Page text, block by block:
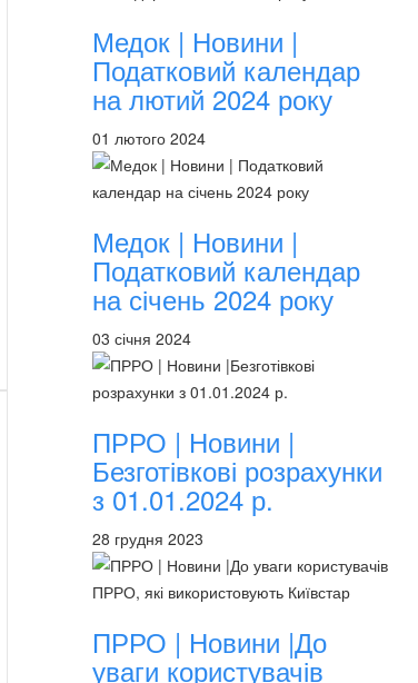
Медок | Новини |
Податковий календар
на лютий 2024 року
01 лютого 2024
Медок | Новини |
Податковий календар
на січень 2024 року
03 січня 2024
ПРРО | Новини |
Безготівкові розрахунки
з 01.01.2024 р.
28 грудня 2023
ПРРО | Новини |До
уваги користувачів